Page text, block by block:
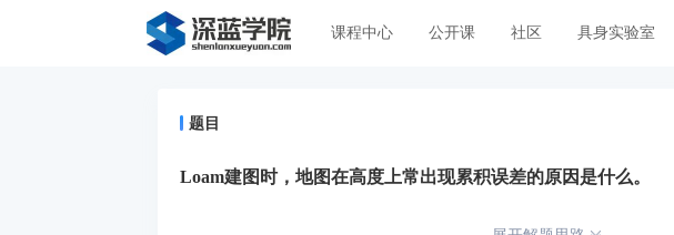
课程中心 公开课 社区 具身实验室
题目
Loam建图时，地图在高度上常出现累积误差的原因是什么。